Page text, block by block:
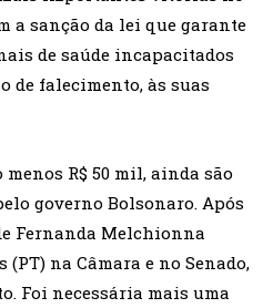
a sanção da lei que garante
de saúde incapacitados
de falecimento, às suas
R$ 50 mil, ainda são
governo Bolsonaro. Após
Fernanda Melchionna
(PT) na Câmara e no Senado,
Foi necessária mais uma